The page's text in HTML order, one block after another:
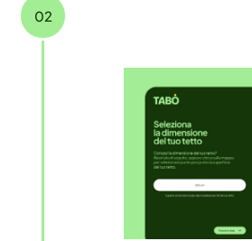
02